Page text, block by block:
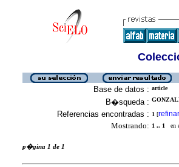
Base de datos : article
B�squeda :
Referencias encontradas : 1 [refinar
Mostrando: 1 .. 1 en
p�gina 1 de 1